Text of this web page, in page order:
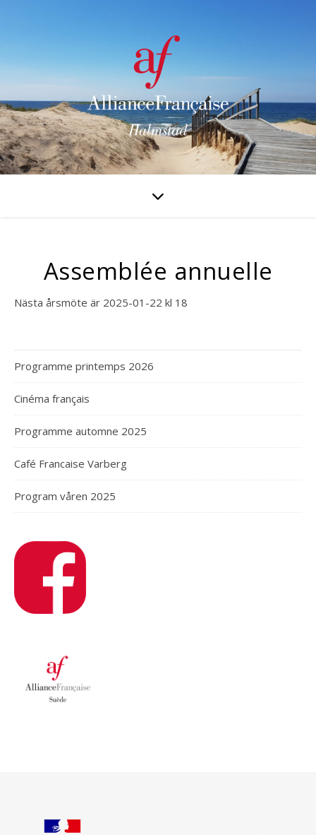
Assemblée annuelle
Nästa årsmöte är 2025-01-22 kl 18
Programme printemps 2026
Cinéma français
Programme automne 2025
Café Francaise Varberg
Program våren 2025